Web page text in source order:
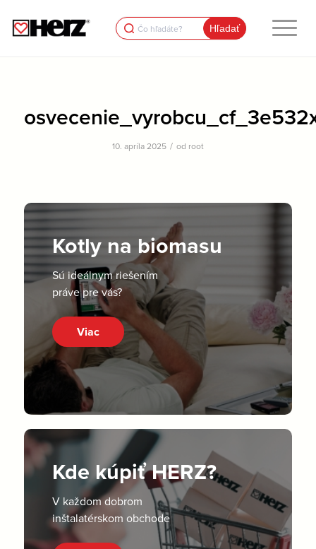
Search
for:
10. apríla 2025 / od root
Kotly na biomasu
Sú ideálnym riešením
práve pre vás?
Viac
Kde kúpiť HERZ?
V každom dobrom
inštalatérskom obchode